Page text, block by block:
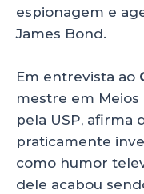
espionagem e
James Bond.
Em entrevista ao
mestre em Meios
pela USP, afirma
praticamente
como humor
dele acabou